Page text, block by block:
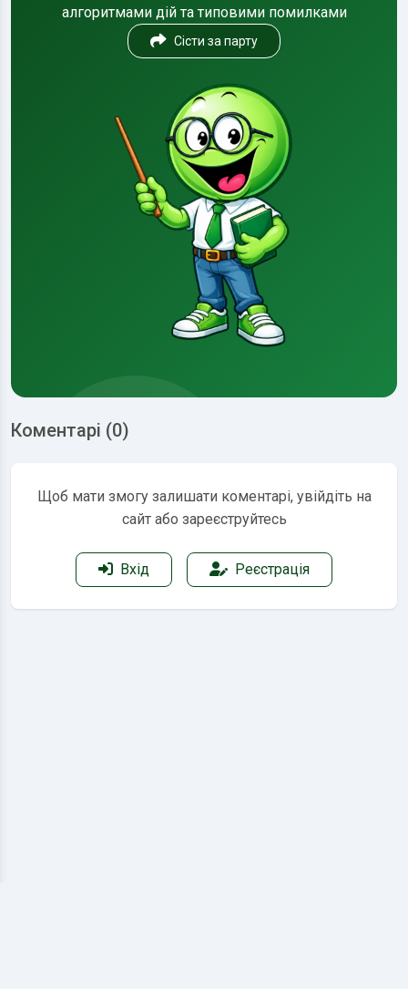
алгоритмами дій та типовими помилками
Сісти за парту
Коментарі (0)
Щоб мати змогу залишати коментарі, увійдіть на
сайт або зареєструйтесь
Вхід Реєстрація